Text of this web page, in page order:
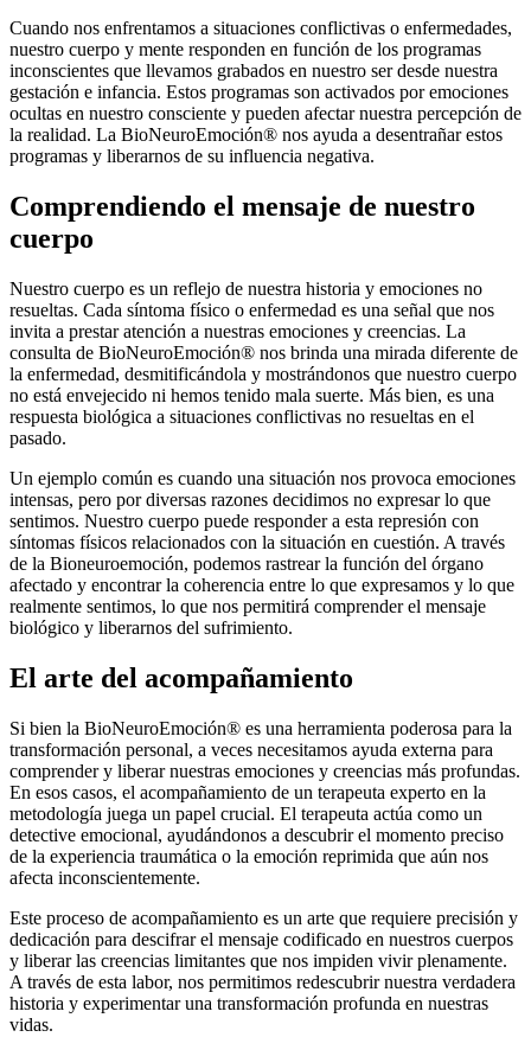
Cuando nos enfrentamos a situaciones conflictivas o enfermedades,
nuestro cuerpo y mente responden en función de los programas
inconscientes que llevamos grabados en nuestro ser desde nuestra
gestación e infancia. Estos programas son activados por emociones
ocultas en nuestro consciente y pueden afectar nuestra percepción de
la realidad. La BioNeuroEmoción® nos ayuda a desentrañar estos
programas y liberarnos de su influencia negativa.
Comprendiendo el mensaje de nuestro
cuerpo
Nuestro cuerpo es un reflejo de nuestra historia y emociones no
resueltas. Cada síntoma físico o enfermedad es una señal que nos
invita a prestar atención a nuestras emociones y creencias. La
consulta de BioNeuroEmoción® nos brinda una mirada diferente de
la enfermedad, desmitificándola y mostrándonos que nuestro cuerpo
no está envejecido ni hemos tenido mala suerte. Más bien, es una
respuesta biológica a situaciones conflictivas no resueltas en el
pasado.
Un ejemplo común es cuando una situación nos provoca emociones
intensas, pero por diversas razones decidimos no expresar lo que
sentimos. Nuestro cuerpo puede responder a esta represión con
síntomas físicos relacionados con la situación en cuestión. A través
de la Bioneuroemoción, podemos rastrear la función del órgano
afectado y encontrar la coherencia entre lo que expresamos y lo que
realmente sentimos, lo que nos permitirá comprender el mensaje
biológico y liberarnos del sufrimiento.
El arte del acompañamiento
Si bien la BioNeuroEmoción® es una herramienta poderosa para la
transformación personal, a veces necesitamos ayuda externa para
comprender y liberar nuestras emociones y creencias más profundas.
En esos casos, el acompañamiento de un terapeuta experto en la
metodología juega un papel crucial. El terapeuta actúa como un
detective emocional, ayudándonos a descubrir el momento preciso
de la experiencia traumática o la emoción reprimida que aún nos
afecta inconscientemente.
Este proceso de acompañamiento es un arte que requiere precisión y
dedicación para descifrar el mensaje codificado en nuestros cuerpos
y liberar las creencias limitantes que nos impiden vivir plenamente.
A través de esta labor, nos permitimos redescubrir nuestra verdadera
historia y experimentar una transformación profunda en nuestras
vidas.